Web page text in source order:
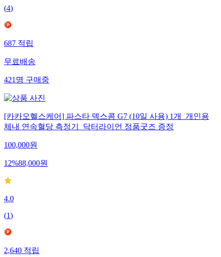
(4)
687적립
무료배송
421명구매중
[카카오헬스케어] 파스타 덱스콤 G7 (10일 사용) 1개_개인용
체내 연속혈당 측정기_닥터라이언 정품굿즈 증정
100,000원
12%88,000원
4.0
(1)
2,640적립